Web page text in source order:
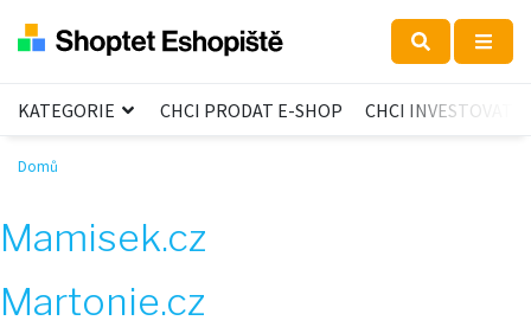
KATEGORIE CHCI PRODAT E-SHOP CHCI INVESTOVAT
Domů
Mamisek.cz
Martonie.cz